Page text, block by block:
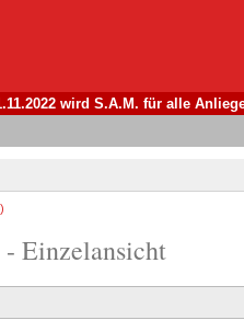
wird S.A.M. für alle
- Einzelansicht